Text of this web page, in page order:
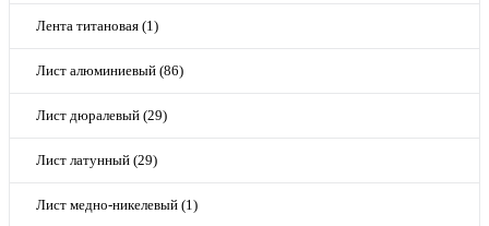
Лента титановая (1)
Лист алюминиевый (86)
Лист дюралевый (29)
Лист латунный (29)
Лист медно-никелевый (1)